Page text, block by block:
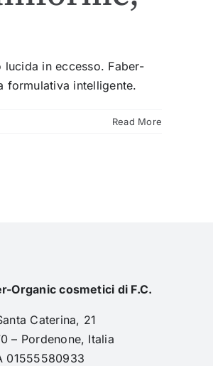
in eccesso. Faber-
formulativa intelligente.
Read More
Organic cosmetici di F.C.
Caterina, 21
– Pordenone, Italia
01555580933